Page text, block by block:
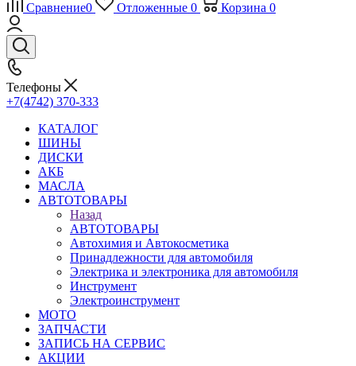
Сравнение0 Отложенные 0 Корзина 0
Телефоны
+7(4742) 370-333
КАТАЛОГ
ШИНЫ
ДИСКИ
АКБ
МАСЛА
АВТОТОВАРЫ
Назад
АВТОТОВАРЫ
Автохимия и Автокосметика
Принадлежности для автомобиля
Электрика и электроника для автомобиля
Инструмент
Электроинструмент
МОТО
ЗАПЧАСТИ
ЗАПИСЬ НА СЕРВИС
АКЦИИ